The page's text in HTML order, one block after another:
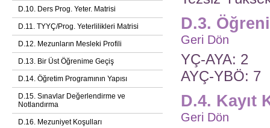
D.10. Ders Prog. Yeter. Matrisi
D.11. TYYÇ/Prog. Yeterlilikleri Matrisi
D.12. Mezunların Mesleki Profili
D.13. Bir Üst Öğrenime Geçiş
D.14. Öğretim Programının Yapısı
D.15. Sınavlar Değerlendirme ve
Notlandırma
D.16. Mezuniyet Koşulları
D.3.
Geri Dön
YÇ-AYA: 2
AYÇ-YBÖ: 7
D.4. Kayıt
Geri Dön